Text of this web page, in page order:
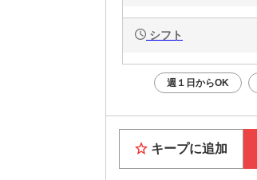
シフト
週１日からOK
キープに追加